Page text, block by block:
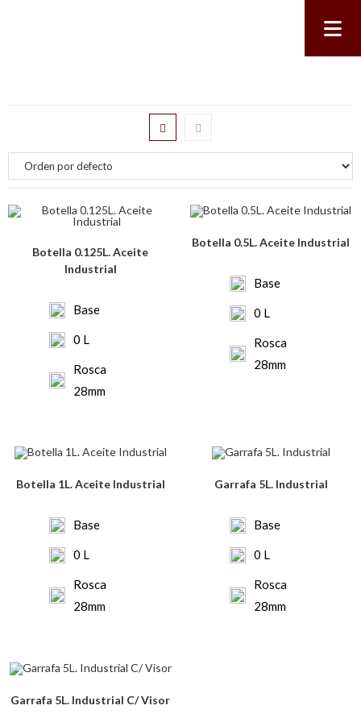
Botella 0.125L. Aceite
Industrial
Base
0 L
Rosca
28mm
Botella 0.5L. Aceite Industrial
Base
0 L
Rosca
28mm
Botella 1L. Aceite Industrial
Base
0 L
Rosca
28mm
Garrafa 5L. Industrial
Base
0 L
Rosca
28mm
Garrafa 5L. Industrial C/ Visor